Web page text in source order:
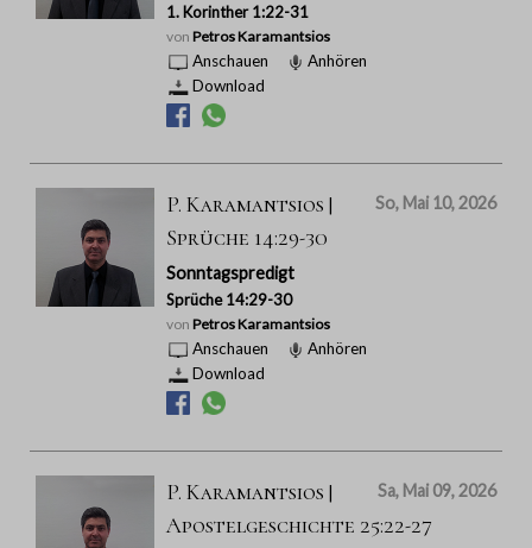
1. Korinther 1:22-31
von Petros Karamantsios
Anschauen
Anhören
Download
So, Mai 10, 2026
P. Karamantsios |
Sprüche 14:29-30
Sonntagspredigt
Sprüche 14:29-30
von Petros Karamantsios
Anschauen
Anhören
Download
Sa, Mai 09, 2026
P. Karamantsios |
Apostelgeschichte 25:22-27